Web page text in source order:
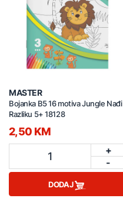
MASTER
Bojanka B5 16 motiva Jungle Nađi
Razliku 5+ 18128
2,50 KM
1
+
-
DODAJ